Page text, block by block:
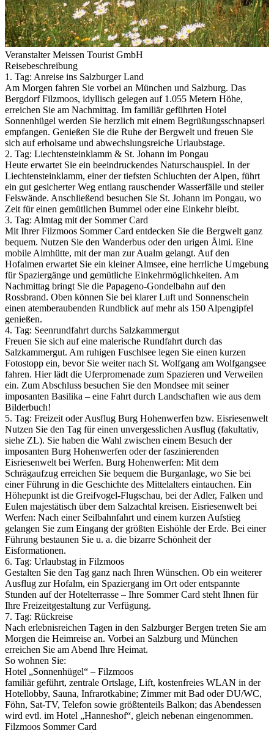
Veranstalter Meissen Tourist GmbH
Reisebeschreibung
1. Tag: Anreise ins Salzburger Land
Am Morgen fahren Sie vorbei an München und Salzburg. Das
Bergdorf Filzmoos, idyllisch gelegen auf 1.055 Metern Höhe,
erreichen Sie am Nachmittag. Im familiär geführten Hotel
Sonnenhügel werden Sie herzlich mit einem Begrüßungsschnapserl
empfangen. Genießen Sie die Ruhe der Bergwelt und freuen Sie
sich auf erholsame und abwechslungsreiche Urlaubstage.
2. Tag: Liechtensteinklamm & St. Johann im Pongau
Heute erwartet Sie ein beeindruckendes Naturschauspiel. In der
Liechtensteinklamm, einer der tiefsten Schluchten der Alpen, führt
ein gut gesicherter Weg entlang rauschender Wasserfälle und steiler
Felswände. Anschließend besuchen Sie St. Johann im Pongau, wo
Zeit für einen gemütlichen Bummel oder eine Einkehr bleibt.
3. Tag: Almtag mit der Sommer Card
Mit Ihrer Filzmoos Sommer Card entdecken Sie die Bergwelt ganz
bequem. Nutzen Sie den Wanderbus oder den urigen Ålmi. Eine
mobile Almhütte, mit der man zur Aualm gelangt. Auf den
Hofalmen erwartet Sie ein kleiner Almsee, eine herrliche Umgebung
für Spaziergänge und gemütliche Einkehrmöglichkeiten. Am
Nachmittag bringt Sie die Papageno-Gondelbahn auf den
Rossbrand. Oben können Sie bei klarer Luft und Sonnenschein
einen atemberaubenden Rundblick auf mehr als 150 Alpengipfel
genießen.
4. Tag: Seenrundfahrt durchs Salzkammergut
Freuen Sie sich auf eine malerische Rundfahrt durch das
Salzkammergut. Am ruhigen Fuschlsee legen Sie einen kurzen
Fotostopp ein, bevor Sie weiter nach St. Wolfgang am Wolfgangsee
fahren. Hier lädt die Uferpromenade zum Spazieren und Verweilen
ein. Zum Abschluss besuchen Sie den Mondsee mit seiner
imposanten Basilika – eine Fahrt durch Landschaften wie aus dem
Bilderbuch!
5. Tag: Freizeit oder Ausflug Burg Hohenwerfen bzw. Eisriesenwelt
Nutzen Sie den Tag für einen unvergesslichen Ausflug (fakultativ,
siehe ZL). Sie haben die Wahl zwischen einem Besuch der
imposanten Burg Hohenwerfen oder der faszinierenden
Eisriesenwelt bei Werfen. Burg Hohenwerfen: Mit dem
Schrägaufzug erreichen Sie bequem die Burganlage, wo Sie bei
einer Führung in die Geschichte des Mittelalters eintauchen. Ein
Höhepunkt ist die Greifvogel-Flugschau, bei der Adler, Falken und
Eulen majestätisch über dem Salzachtal kreisen. Eisriesenwelt bei
Werfen: Nach einer Seilbahnfahrt und einem kurzen Aufstieg
gelangen Sie zum Eingang der größten Eishöhle der Erde. Bei einer
Führung bestaunen Sie u. a. die bizarre Schönheit der
Eisformationen.
6. Tag: Urlaubstag in Filzmoos
Gestalten Sie den Tag ganz nach Ihren Wünschen. Ob ein weiterer
Ausflug zur Hofalm, ein Spaziergang im Ort oder entspannte
Stunden auf der Hotelterrasse – Ihre Sommer Card steht Ihnen für
Ihre Freizeitgestaltung zur Verfügung.
7. Tag: Rückreise
Nach erlebnisreichen Tagen in den Salzburger Bergen treten Sie am
Morgen die Heimreise an. Vorbei an Salzburg und München
erreichen Sie am Abend Ihre Heimat.
So wohnen Sie:
Hotel „Sonnenhügel“ – Filzmoos
familiär geführt, zentrale Ortslage, Lift, kostenfreies WLAN in der
Hotellobby, Sauna, Infrarotkabine; Zimmer mit Bad oder DU/­WC,
Föhn, Sat-TV, Telefon sowie größtenteils Balkon; das Abendessen
wird evtl. im Hotel „Hanneshof“, gleich nebenan eingenommen.
Filzmoos Sommer Card